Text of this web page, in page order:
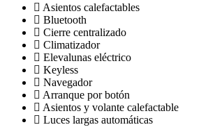
Asientos calefactables
Bluetooth
Cierre centralizado
Climatizador
Elevalunas eléctrico
Keyless
Navegador
Arranque por botón
Asientos y volante calefactable
Luces largas automáticas